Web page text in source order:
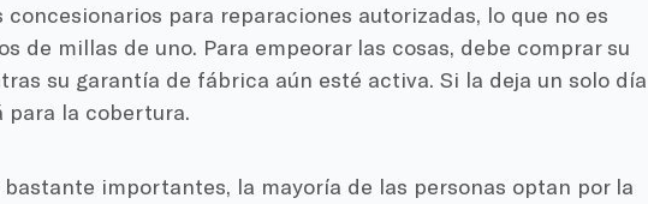
concesionarios para reparaciones autorizadas, lo que no es
de millas de uno. Para empeorar las cosas, debe comprar su
su garantía de fábrica aún esté activa. Si la deja un solo día
para la cobertura.
importantes, la mayoría de las personas optan por la